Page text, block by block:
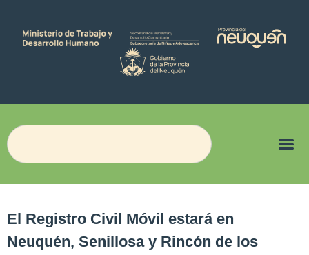
El Registro Civil Móvil estará en
Neuquén, Senillosa y Rincón de los